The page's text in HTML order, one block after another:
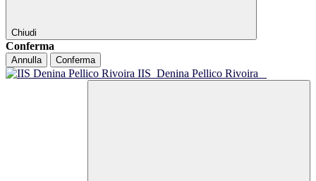
Chiudi
Conferma
Annulla Conferma
IIS Denina Pellico Rivoira